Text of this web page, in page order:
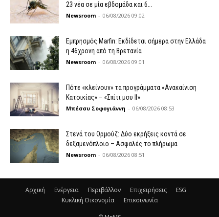
23 νέα σε μία εβδομάδα και 6...
Newsroom - 06/08/2026 09:02
Εμπρησμός Marfin: Εκδίδεται σήμερα στην Ελλάδα
η 46χρονη από τη Βρετανία
Newsroom - 06/08/2026 09:01
Πότε «κλείνουν» τα προγράμματα «Ανακαίνιση
Κατοικίας» – «Σπίτι μου ΙΙ»
Μπέσσυ Σοφογιάννη - 06/08/2026 08:53
Στενά του Ορμούζ: Δύο εκρήξεις κοντά σε
δεξαμενόπλοιο – Ασφαλές το πλήρωμα
Newsroom - 06/08/2026 08:51
Αρχική Ενέργεια Περιβάλλον Επιχειρήσεις
ESG
Κυκλική Οικονομία
Επικοινωνία